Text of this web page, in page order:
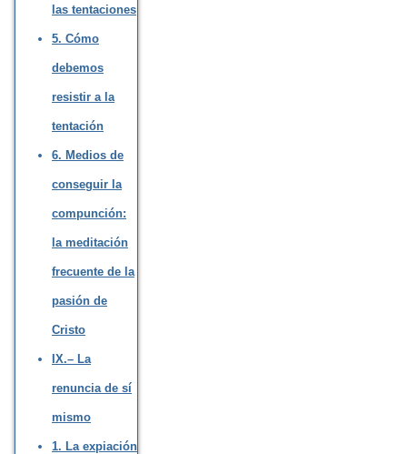
las tentaciones
5. Cómo
debemos
resistir a la
tentación
6. Medios de
conseguir la
compunción:
la meditación
frecuente de la
pasión de
Cristo
IX.– La
renuncia de sí
mismo
1. La expiación